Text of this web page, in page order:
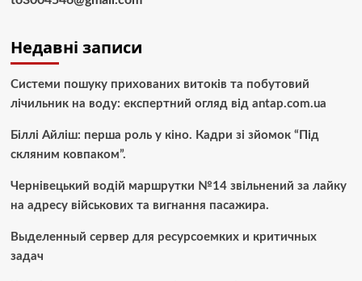
Недавні записи
Системи пошуку прихованих витоків та побутовий
лічильник на воду: експертний огляд від antap.com.ua
Біллі Айліш: перша роль у кіно. Кадри зі зйомок “Під
скляним ковпаком”.
Чернівецький водій маршрутки №14 звільнений за лайку
на адресу військових та вигнання пасажира.
Выделенный сервер для ресурсоемких и критичных
задач